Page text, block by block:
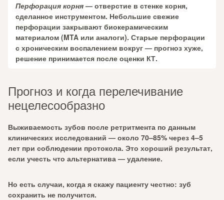
Перфорация корня — отверстие в стенке корня,
сделанное инструментом. Небольшие свежие
перфорации закрывают биокерамическим
материалом (MTA или аналоги). Старые перфорации
с хроническим воспалением вокруг — прогноз хуже,
решение принимается после оценки КТ.
Прогноз и когда перелечивание
нецелесообразно
Выживаемость зубов после ретритмента по данным
клинических исследований — около 70–85% через 4–5
лет при соблюдении протокола. Это хороший результат,
если учесть что альтернатива — удаление.
Но есть случаи, когда я скажу пациенту честно: зуб
сохранить не получится.